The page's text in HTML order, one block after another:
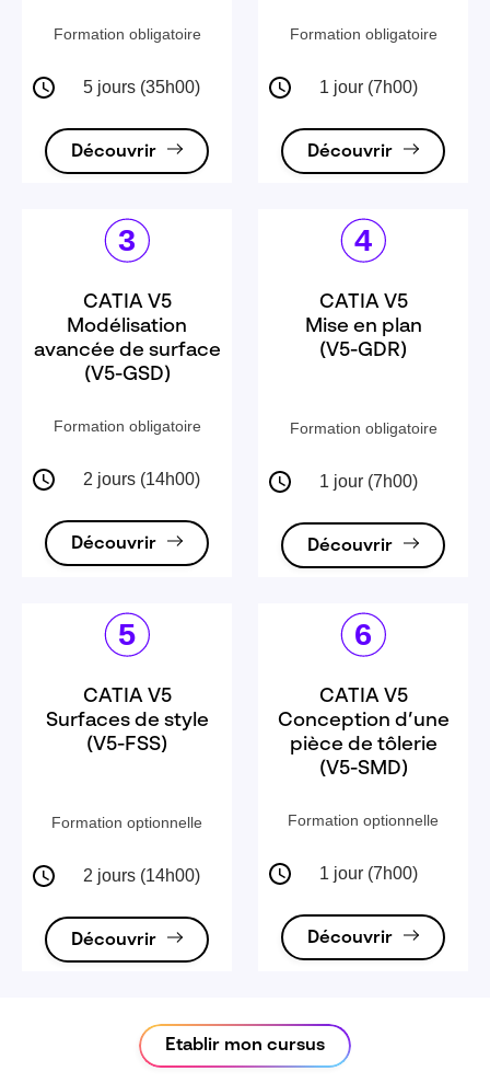
Formation obligatoire
5 jours (35h00)
Découvrir
Formation obligatoire
1 jour (7h00)
Découvrir
CATIA V5
Modélisation
avancée de surface
(V5-GSD)
Formation obligatoire
2 jours (14h00)
Découvrir
CATIA V5
Mise en plan
(V5-GDR)
Formation obligatoire
1 jour (7h00)
Découvrir
CATIA V5
Surfaces de style
(V5-FSS)
Formation optionnelle
2 jours (14h00)
Découvrir
CATIA V5
Conception d’une
pièce de tôlerie
(V5-SMD)
Formation optionnelle
1 jour (7h00)
Découvrir
Etablir mon cursus